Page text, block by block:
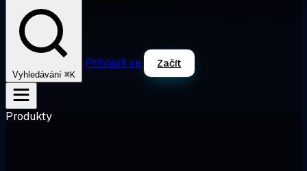
Vyhledávání ⌘K
Přihlásit se Začít
Produkty